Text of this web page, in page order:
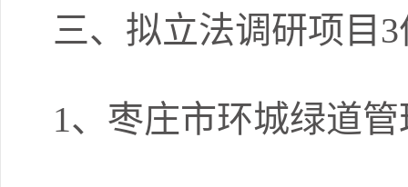
三、拟立法调研项目3
1、枣庄市环城绿道